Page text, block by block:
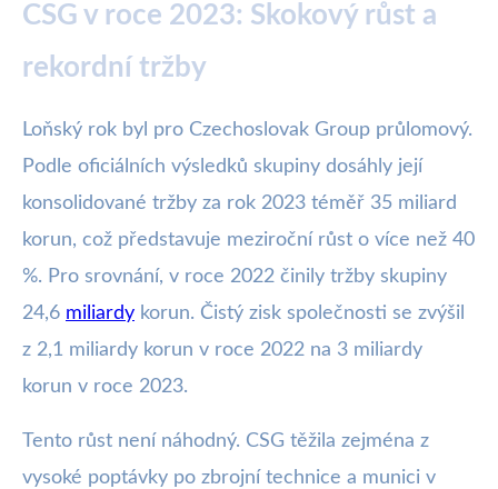
CSG v roce 2023: Skokový růst a
rekordní tržby
Loňský rok byl pro Czechoslovak Group průlomový.
Podle oficiálních výsledků skupiny dosáhly její
konsolidované tržby za rok 2023 téměř 35 miliard
korun, což představuje meziroční růst o více než 40
%. Pro srovnání, v roce 2022 činily tržby skupiny
24,6 miliardy korun. Čistý zisk společnosti se zvýšil
z 2,1 miliardy korun v roce 2022 na 3 miliardy
korun v roce 2023.
Tento růst není náhodný. CSG těžila zejména z
vysoké poptávky po zbrojní technice a munici v